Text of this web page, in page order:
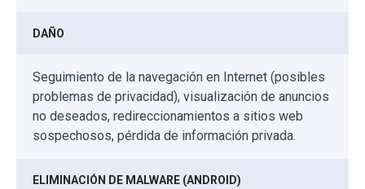
DAÑO
Seguimiento de la navegación en Internet (posibles
problemas de privacidad), visualización de anuncios
no deseados, redireccionamientos a sitios web
sospechosos, pérdida de información privada.
ELIMINACIÓN DE MALWARE (ANDROID)